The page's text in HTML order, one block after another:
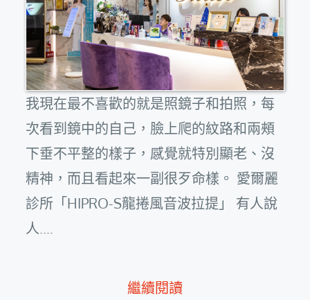
我現在最不喜歡的就是照鏡子和拍照，每
次看到鏡中的自己，臉上爬的紋路和兩頰
下垂不平整的樣子，感覺就特別顯老、沒
精神，而且看起來一副很歹命樣。 愛爾麗
診所「HIPRO-S龍捲風音波拉提」 有人說
人....
繼續閱讀